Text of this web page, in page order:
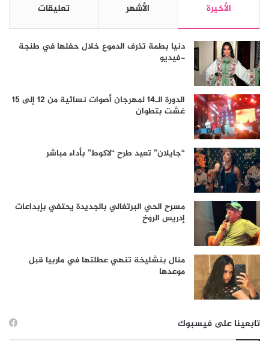
الأخيرة الأشهر تعليقات
دنيا بطمة تذرف الدموع خلال حفلها في طنجة
-فيديو
الدورة الـ14 لمهرجان أصوات نسائية من 12 إلى 15
غشت بتطوان
“جايلان” تعيد طرح “لاكوط” بأداء مباشر
مسرح الحي البرتغالي بالجديدة يحتفي بإبداعات
إدريس الروخ
منال بنشليخة تنهي عطلتها في ماربيا قبل
موعدها
تابعينا على فيسبوك